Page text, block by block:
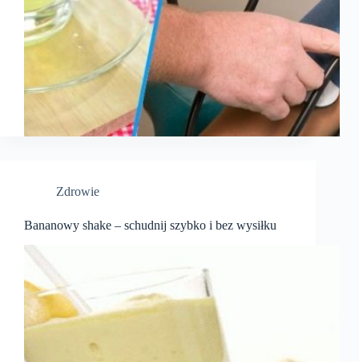
Zdrowie
Bananowy shake – schudnij szybko i bez wysiłku